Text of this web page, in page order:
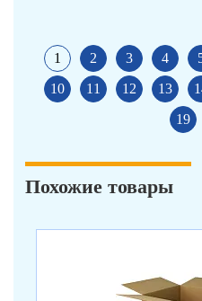
1 2 3 4
10
11 12 13
19
Похожие товары